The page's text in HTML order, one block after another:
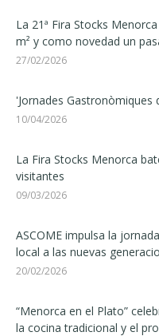
La 21ª Fira Stocks
m² y como novedad un
27/02/2026
'Jornades Gastronòmiques
10/04/2026
La Fira Stocks Menorca
visitantes
09/03/2026
ASCOME impulsa la
local a las nuevas
20/02/2026
“Menorca en el Plato”
la cocina tradicional y el